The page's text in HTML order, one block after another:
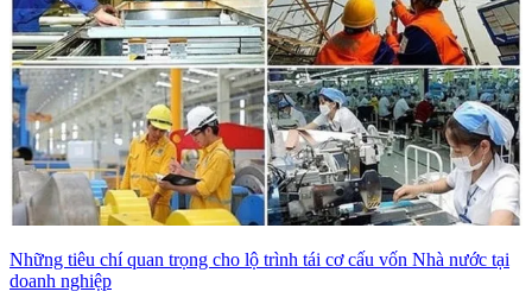
Những tiêu chí quan trọng cho lộ trình tái cơ cấu vốn Nhà nước tại
doanh nghiệp